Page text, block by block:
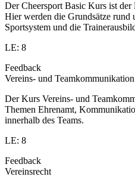
Der Cheersport Basic Kurs ist
Hier werden die Grundsätze rund
Sportsystem und die
LE: 8
Feedback
Vereins- und Teamkommunikation
Der Kurs Vereins- und
Themen Ehrenamt,
innerhalb des Teams.
LE: 8
Feedback
Vereinsrecht